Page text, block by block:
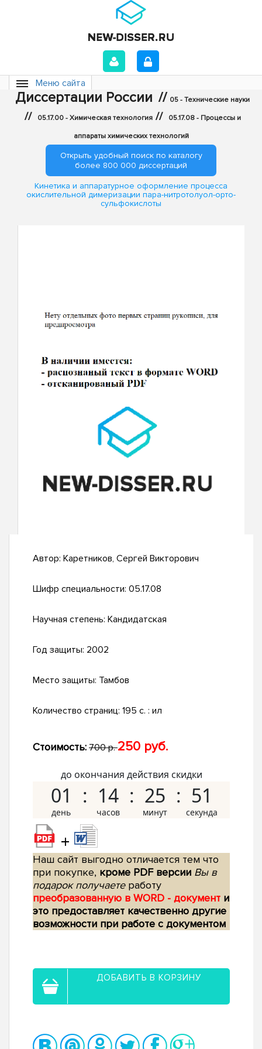
Меню сайта
Диссертации России // 05 - Технические науки
// 05.17.00 - Химическая технология // 05.17.08 - Процессы и
аппараты химических технологий
Открыть удобный поиск по каталогу
более 800 000 диссертаций
Кинетика и аппаратурное оформление процесса
окислительной димеризации пара-нитротолуол-орто-
сульфокислоты
Автор: Каретников, Сергей Викторович
Шифр специальности: 05.17.08
Научная степень: Кандидатская
Год защиты: 2002
Место защиты: Тамбов
Количество страниц: 195 с. : ил
Стоимость: 700 р.250 руб.
до окончания действия скидки
01 14 25 50
+
Наш сайт выгодно отличается тем что
при покупке, кроме PDF версии Вы в
подарок получаетеработу
преобразованную в WORD - документ и
это предоставляет качественно другие
возможности при работе с документом
ДОБАВИТЬ В КОРЗИНУ